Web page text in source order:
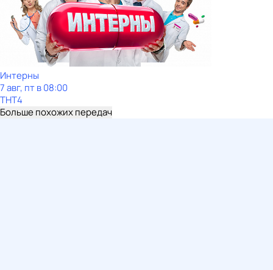
Интерны
7 авг, пт в 08:00
ТНТ4
Больше похожих передач